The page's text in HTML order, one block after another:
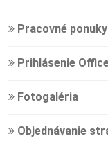
Pracovné ponuky
Prihlásenie
Fotogaléria
Objednávanie